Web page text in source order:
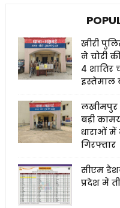
खीरी
ने चोरी
4 शातिर
इस्तेमाल
लखीमपुर
बड़ी
धाराओं में
गिरफ्तार
सीएम
प्रदेश में